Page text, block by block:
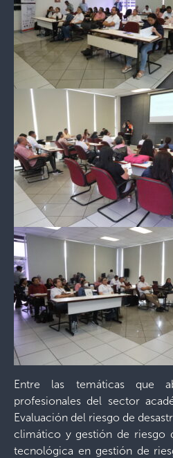
Entre las temáticas que
profesionales del sector
Evaluación del riesgo de
climático y gestión de riesgo
tecnológica en gestión de